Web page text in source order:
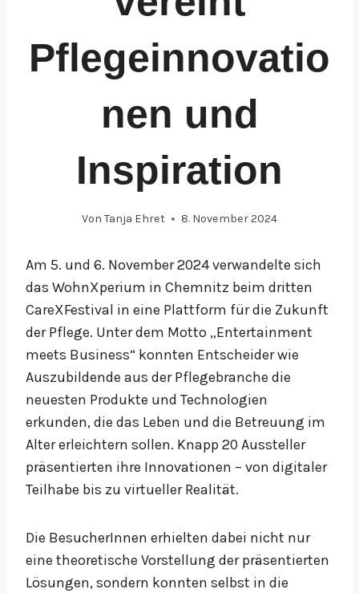
Pflegeinnovatio
nen und
Inspiration
Von Tanja Ehret 8. November 2024
Am 5. und 6. November 2024 verwandelte sich
das WohnXperium in Chemnitz beim dritten
CareXFestival in eine Plattform für die Zukunft
der Pflege. Unter dem Motto „Entertainment
meets Business“ konnten Entscheider wie
Auszubildende aus der Pflegebranche die
neuesten Produkte und Technologien
erkunden, die das Leben und die Betreuung im
Alter erleichtern sollen. Knapp 20 Aussteller
präsentierten ihre Innovationen – von digitaler
Teilhabe bis zu virtueller Realität.
Die BesucherInnen erhielten dabei nicht nur
eine theoretische Vorstellung der präsentierten
Lösungen, sondern konnten selbst in die